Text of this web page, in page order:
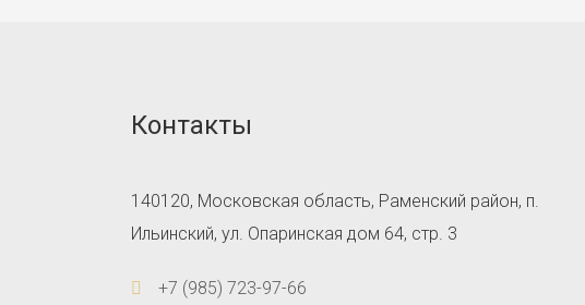
Контакты
140120, Московская область, Раменский район, п.
Ильинский, ул. Опаринская дом 64, стр. 3
+7 (985) 723-97-66